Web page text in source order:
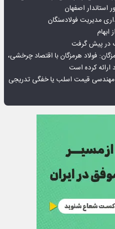
استاندار اصفهان
مدیریت فولادسنگان
در پیش گرفت
فولاد هرمزگان با اقتصاد چرخشی،
ارائه کرده است
۱۶۳۰۰ بورس کالا؛ مهندسی قیمت اسلب یا خفگی تدریجی